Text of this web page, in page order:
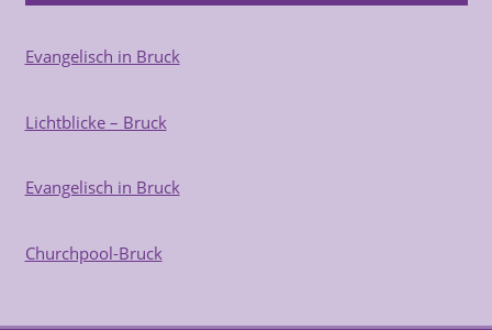
Evangelisch in Bruck
Lichtblicke – Bruck
Evangelisch in Bruck
Churchpool-Bruck